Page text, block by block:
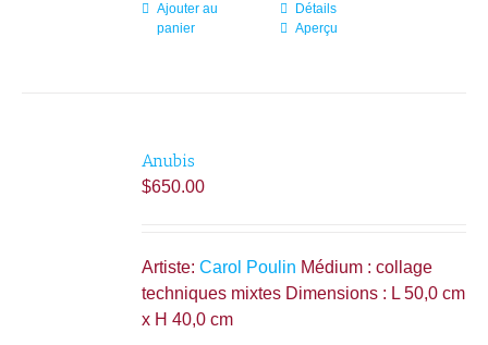
Ajouter au
panier
Détails
Aperçu
Anubis
$650.00
Artiste:Carol Poulin Médium : collage
techniques mixtes Dimensions : L 50,0 cm
x H 40,0 cm